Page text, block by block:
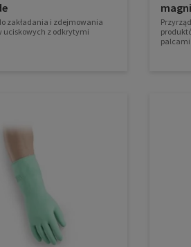
zakładania i zdejmowania
uciskowych z odkrytymi
palcami